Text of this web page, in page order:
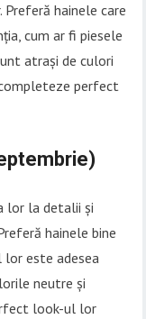
hainele care
cum ar fi piesele
atrași de culori
perfect
lor la detalii și
hainele bine
este adesea
neutre și
look-ul lor